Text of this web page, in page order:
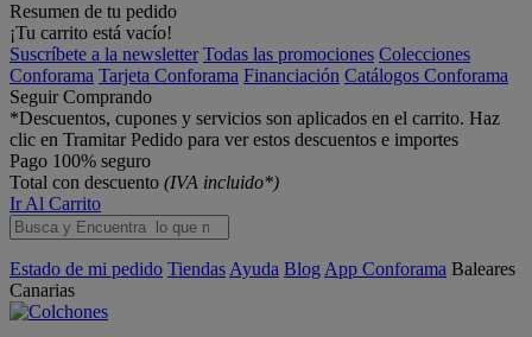
Resumen de tu pedido
¡Tu carrito está vacío!
Suscríbete a la newsletter Todas las promociones Colecciones
Conforama Tarjeta Conforama Financiación Catálogos Conforama
Seguir Comprando
*Descuentos, cupones y servicios son aplicados en el carrito. Haz
clic en Tramitar Pedido para ver estos descuentos e importes
Pago 100% seguro
Total con descuento (IVA incluido*)
Ir Al Carrito
Estado de mi pedido Tiendas Ayuda Blog App Conforama Baleares
Canarias